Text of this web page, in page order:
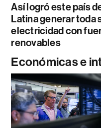
Así logró este país
Latina generar toda
electricidad con
renovables
Económicas e